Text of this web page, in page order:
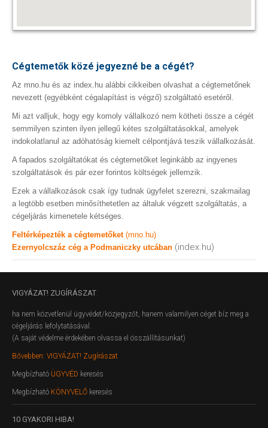
Cégtemetők közé jegyezné be a cégét?
Az mno.hu és az index.hu alábbi cikkeiben olvashat a cégtemetőnek
nevezett (egyébként cégalapítást is végző) szolgáltató esetéről.
Mi azt valljuk, hogy egy komoly vállalkozó nem kötheti össze a cégét
semmilyen szinten ilyen jellegű kétes szolgáltatásokkal, amelyek
indokolatlanul az adóhatóság kiemelt célpontjává teszik vállalkozását.
A fapados szolgáltatókat és cégtemetőket leginkább az ingyenes
szolgáltatások és pár ezer forintos költségek jellemzik.
Ezek a vállalkozások csak így tudnak ügyfelet szerezni, szakmailag
a legtöbb esetben minősíthetetlen az általuk végzett szolgáltatás, a
cégeljárás kimenetele kétséges.
Feltérképezték a cégtemetőket (mno.hu)
Ezernyolcszáz cég a Podmaniczky utcában (index.hu)
VIGYÁZAT! ZUGÍRÁSZAT
ha nem közvetlenül ügyvédet/közjegyzőt, hanem valamilyen céget bíz meg a
cégeljárás lefolytatásával.
(A saját védelme érdekében olvassa el összállításunkat)
Bővebben: VIGYÁZAT! Zugírászat
Megbízható ÜGYVÉD keresés
Megbízható KÖNYVELŐ keresés
10 GYAKORI HIBA!